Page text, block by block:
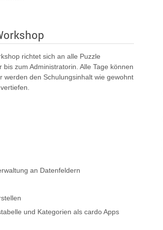
richtet sich an alle Puzzle
zum Administratorin. Alle Tage können
werden den Schulungsinhalt wie gewohnt
an Datenfeldern
und Kategorien als cardo Apps